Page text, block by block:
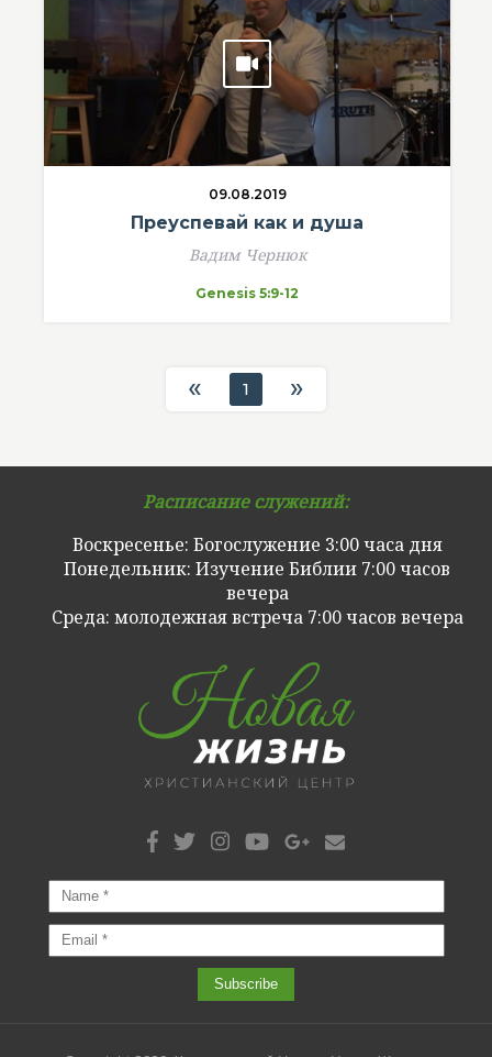
09.08.2019
Преуспевай как и душа
Вадим Чернюк
Genesis 5:9-12
« 1 »
Расписание служений:
Воскресенье: Богослужение 3:00 часа дня
Понедельник: Изучение Библии 7:00 часов
вечера
Cреда: молодежная встреча 7:00 часов вечера